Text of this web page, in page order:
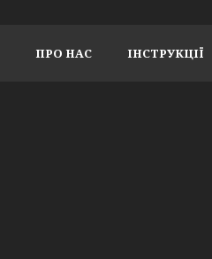
ПРО НАС ІНСТРУКЦІЇ